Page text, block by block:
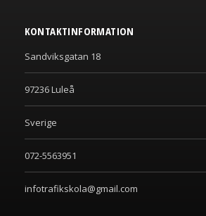
KONTAKTINFORMATION
Sandviksgatan 18
97236 Luleå
Sverige
072-5563951
infotrafikskola@gmail.com